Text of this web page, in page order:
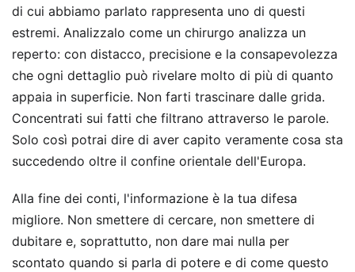
di cui abbiamo parlato rappresenta uno di questi
estremi. Analizzalo come un chirurgo analizza un
reperto: con distacco, precisione e la consapevolezza
che ogni dettaglio può rivelare molto di più di quanto
appaia in superficie. Non farti trascinare dalle grida.
Concentrati sui fatti che filtrano attraverso le parole.
Solo così potrai dire di aver capito veramente cosa sta
succedendo oltre il confine orientale dell'Europa.
Alla fine dei conti, l'informazione è la tua difesa
migliore. Non smettere di cercare, non smettere di
dubitare e, soprattutto, non dare mai nulla per
scontato quando si parla di potere e di come questo